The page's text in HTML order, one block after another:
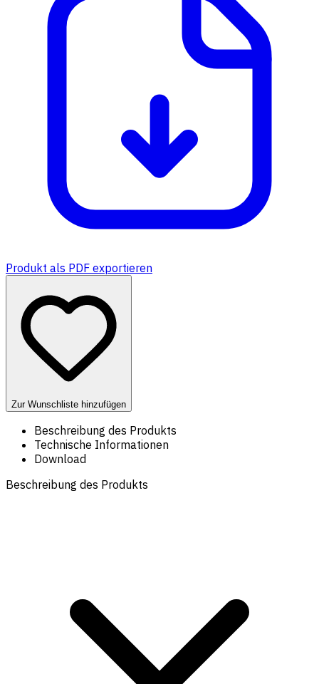
Produkt als PDF exportieren
Zur Wunschliste hinzufügen
Beschreibung des Produkts
Technische Informationen
Download
Beschreibung des Produkts